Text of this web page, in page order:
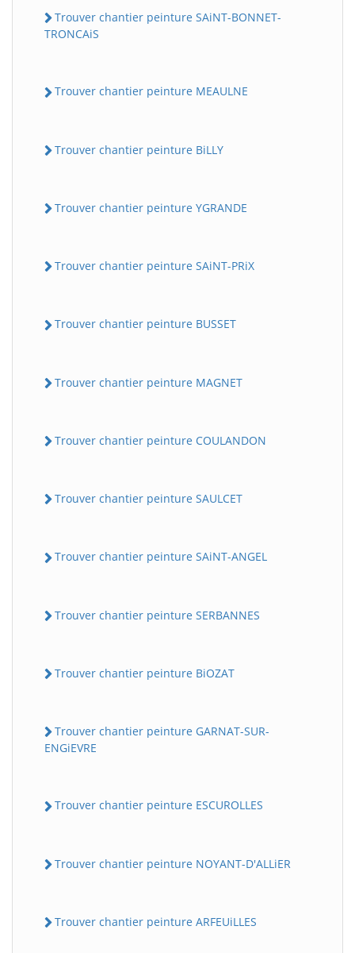
Trouver chantier peinture SAiNT-BONNET-
TRONCAiS
Trouver chantier peinture MEAULNE
Trouver chantier peinture BiLLY
Trouver chantier peinture YGRANDE
Trouver chantier peinture SAiNT-PRiX
Trouver chantier peinture BUSSET
Trouver chantier peinture MAGNET
Trouver chantier peinture COULANDON
Trouver chantier peinture SAULCET
Trouver chantier peinture SAiNT-ANGEL
Trouver chantier peinture SERBANNES
Trouver chantier peinture BiOZAT
Trouver chantier peinture GARNAT-SUR-
ENGiEVRE
Trouver chantier peinture ESCUROLLES
Trouver chantier peinture NOYANT-D'ALLiER
Trouver chantier peinture ARFEUiLLES